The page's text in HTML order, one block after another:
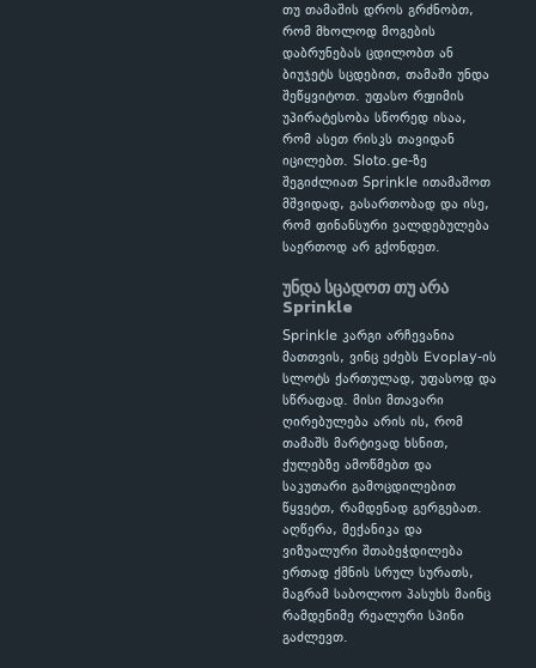
თუ თამაშის დროს გრძნობთ,
რომ მხოლოდ მოგების
დაბრუნებას ცდილობთ ან
ბიუჯეტს სცდებით, თამაში უნდა
შეწყვიტოთ. უფასო რეჟიმის
უპირატესობა სწორედ ისაა,
რომ ასეთ რისკს თავიდან
იცილებთ. Sloto.ge-ზე
შეგიძლიათ Sprinkle ითამაშოთ
მშვიდად, გასართობად და ისე,
რომ ფინანსური ვალდებულება
საერთოდ არ გქონდეთ.
უნდა სცადოთ თუ არა
Sprinkle
Sprinkle კარგი არჩევანია
მათთვის, ვინც ეძებს Evoplay-ის
სლოტს ქართულად, უფასოდ და
სწრაფად. მისი მთავარი
ღირებულება არის ის, რომ
თამაშს მარტივად ხსნით,
ქულებზე ამოწმებთ და
საკუთარი გამოცდილებით
წყვეტთ, რამდენად გერგებათ.
აღწერა, მექანიკა და
ვიზუალური შთაბეჭდილება
ერთად ქმნის სრულ სურათს,
მაგრამ საბოლოო პასუხს მაინც
რამდენიმე რეალური სპინი
გაძლევთ.